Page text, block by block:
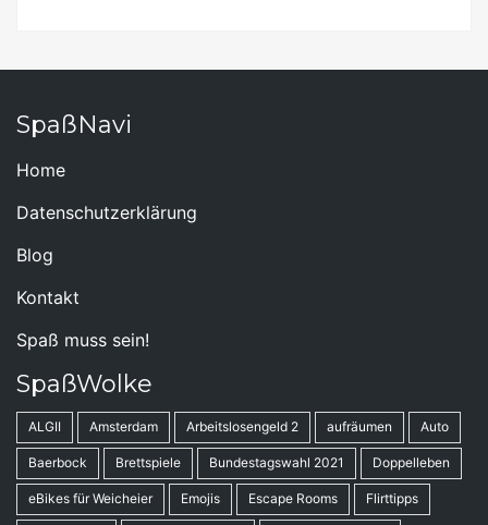
SpaßNavi
Home
Datenschutzerklärung
Blog
Kontakt
Spaß muss sein!
SpaßWolke
ALGII Amsterdam Arbeitslosengeld 2 aufräumen Auto
Baerbock Brettspiele Bundestagswahl 2021 Doppelleben
eBikes für Weicheier Emojis Escape Rooms Flirttipps